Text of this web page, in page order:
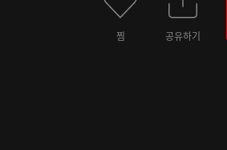
찜 공유하기